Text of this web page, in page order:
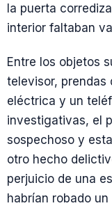
la puerta
interior faltaban
Entre los objetos
televisor, prendas
eléctrica y un
investigativas, el
sospechoso y
otro hecho
perjuicio de una
habrían robado un